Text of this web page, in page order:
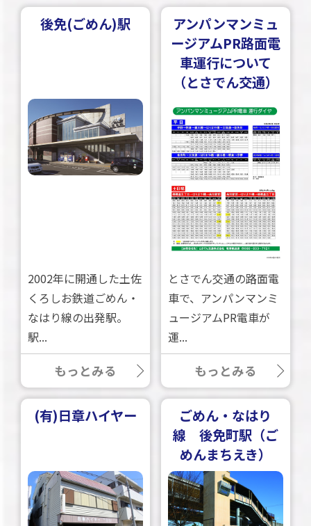
後免(ごめん)駅
2002年に開通した土佐
くろしお鉄道ごめん・
なはり線の出発駅。
駅...
もっとみる
アンパンマンミュ
ージアムPR路面電
車運行について
（とさでん交通）
とさでん交通の路面電
車で、アンパンマンミ
ュージアムPR電車が
運...
もっとみる
(有)日章ハイヤー
ごめん・なはり
線 後免町駅（ご
めんまちえき）